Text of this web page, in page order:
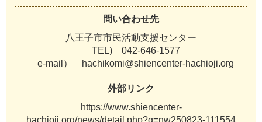
問い合わせ先
八王子市市民活動支援センター
TEL) 042-646-1577
e-mail） hachikomi@shiencenter-hachioji.org
外部リンク
https://www.shiencenter-